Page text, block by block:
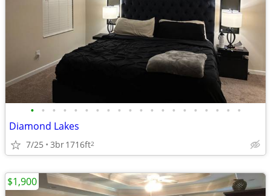
• • • • • • • • • • • • • • • • • • • •
Diamond Lakes
7/25 3br1716ft2
$1,900